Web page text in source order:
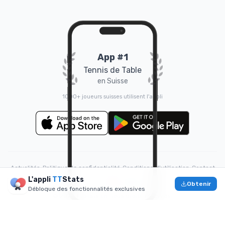
App #1
Tennis de Table
en Suisse
1000+ joueurs suisses utilisent l'appli
Actualités•Politique de confidentialité•Conditions d'utilisation•Contact
Fait avec
L'appli TTStats
Débloque des fonctionnalités exclusives
Obtenir